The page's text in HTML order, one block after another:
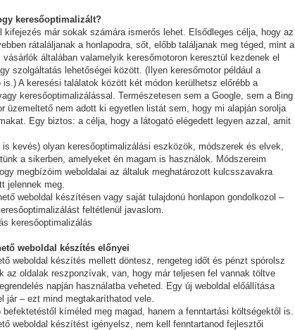
keresőoptimalizált?
kifejezés már sokak számára ismerős lehet. Elsődleges célja, hogy az
rátaláljanak a honlapodra, sőt, előbb találjanak meg téged, mint a
általában valamelyik keresőmotoron keresztül kezdenek el
szolgáltatás lehetőségei között. (Ilyen keresőmotor például a
A keresési találatok között két módon kerülhetsz előrébb a
keresőoptimalizálással. Természetesen sem a Google, sem a Bing
üzemeltető nem adott ki egyetlen listát sem, hogy mi alapján sorolja
Egy biztos: a célja, hogy a látogató elégedett legyen azzal, amit
is kevés) olyan keresőoptimalizálási eszközök, módszerek és elvek,
a sikerben, amelyeket én magam is használok. Módszereim
megbízóim weboldalai az általuk meghatározott kulcsszavakra
jelennek meg.
weboldal készítésen vagy saját tulajdonú honlapon gondolkozol –
feltétlenül javaslom.
keresőoptimalizálás
weboldal készítés előnyei
weboldal készítés mellett döntesz, rengeteg időt és pénzt spórolsz
az oldalak reszponzívak, van, hogy már teljesen fel vannak töltve
napján használatba veheted. Egy új weboldal előállítása
jár – ezt mind megtakaríthatod vele.
befektetéstől kíméled meg magad, hanem a fenntartási költségektől is.
weboldal készítést igényelsz, nem kell fenntartanod fejlesztői